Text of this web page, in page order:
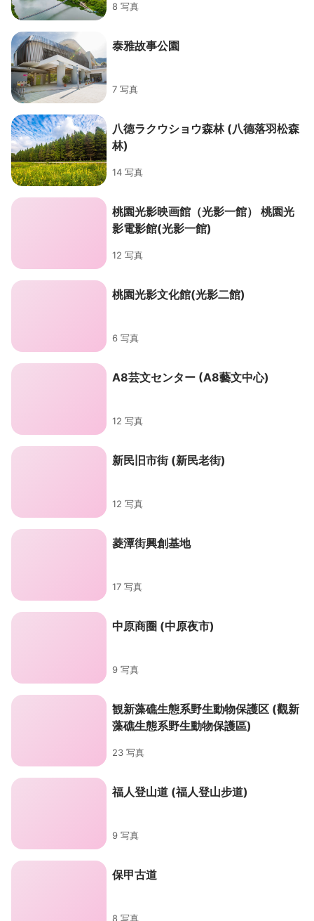
8 写真
泰雅故事公園
7 写真
八徳ラクウショウ森林 (八德落羽松森
林)
14 写真
桃園光影映画館（光影一館） 桃園光
影電影館(光影一館)
12 写真
桃園光影文化館(光影二館)
6 写真
A8芸文センター (A8藝文中心)
12 写真
新民旧市街 (新民老街)
12 写真
菱潭街興創基地
17 写真
中原商圈 (中原夜市)
9 写真
観新藻礁生態系野生動物保護区 (觀新
藻礁生態系野生動物保護區)
23 写真
福人登山道 (福人登山步道)
9 写真
保甲古道
8 写真